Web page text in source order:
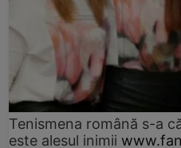
Tenismena română s-a
este alesul inimii